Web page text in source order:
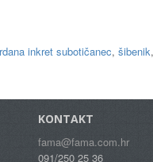
inkret subotičanec, šibenik,
KONTAKT
fama@fama.com.hr
091/250 25 36